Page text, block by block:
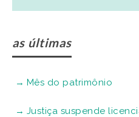
as últimas
Mês do patrimônio
Justiça suspende